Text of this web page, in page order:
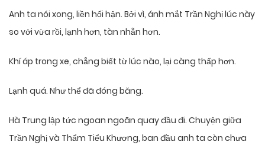
Anh ta nói xong, liền hối hận. Bởi vì, ánh mắt Trần Nghị lúc này
so với vừa rồi, lạnh hơn, tàn nhẫn hơn.
Khí áp trong xe, chẳng biết từ lúc nào, lại càng thấp hơn.
Lạnh quá. Như thể đã đóng băng.
Hà Trung lập tức ngoan ngoãn quay đầu đi. Chuyện giữa
Trần Nghị và Thẩm Tiểu Khương, ban đầu anh ta còn chưa